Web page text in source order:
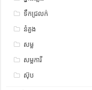
ទឹកជ្រលក់
នំគួង
សម្ល
សម្លការី
ស៊ុប